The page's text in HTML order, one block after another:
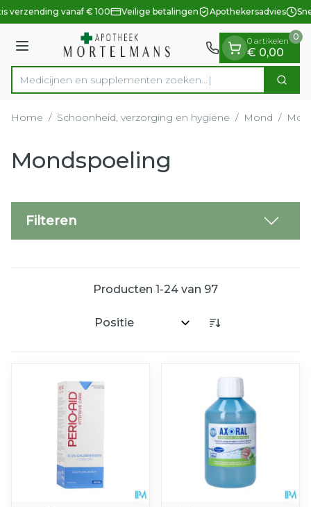
Ga naar de inhoud
1 van 1
verzending vanaf € 100 Veilige betalingen Apothekersadvies
Menu
Product, merk, categorie...
Medicijnen en supplementen Zoek
0 artikelen
€ 0,00
0
Home / Schoonheid, verzorging en hygiëne / Mond /
Mondspoeling
Filteren
Producten 1 -24 van 97
Sorteer op: